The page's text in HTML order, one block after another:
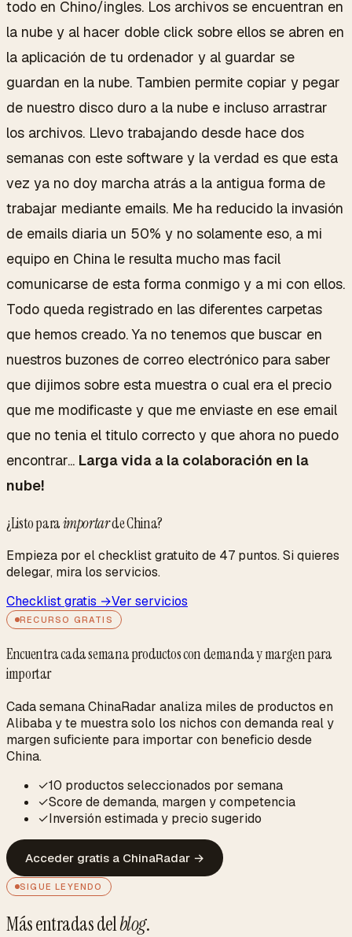
todo en Chino/ingles. Los archivos se encuentran en
la nube y al hacer doble click sobre ellos se abren en
la aplicación de tu ordenador y al guardar se
guardan en la nube. Tambien permite copiar y pegar
de nuestro disco duro a la nube e incluso arrastrar
los archivos. Llevo trabajando desde hace dos
semanas con este software y la verdad es que esta
vez ya no doy marcha atrás a la antigua forma de
trabajar mediante emails. Me ha reducido la invasión
de emails diaria un 50% y no solamente eso, a mi
equipo en China le resulta mucho mas facil
comunicarse de esta forma conmigo y a mi con ellos.
Todo queda registrado en las diferentes carpetas
que hemos creado. Ya no tenemos que buscar en
nuestros buzones de correo electrónico para saber
que dijimos sobre esta muestra o cual era el precio
que me modificaste y que me enviaste en ese email
que no tenia el titulo correcto y que ahora no puedo
encontrar... Larga vida a la colaboración en la
nube!
¿Listo paraimportarde China?
Empieza por el checklist gratuito de 47 puntos. Si quieres
delegar, mira los servicios.
Checklist gratis →Ver servicios
RECURSO GRATIS
Encuentra cada semana productos con demanda y margen para
importar
Cada semana ChinaRadar analiza miles de productos en
Alibaba y te muestra solo los nichos con demanda real y
margen suficiente para importar con beneficio desde
China.
✓10 productos seleccionados por semana
✓Score de demanda, margen y competencia
✓Inversión estimada y precio sugerido
Acceder gratis a ChinaRadar →
SIGUE LEYENDO
Más entradas delblog.